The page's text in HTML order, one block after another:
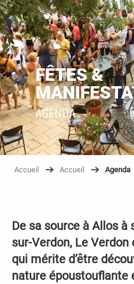
FÊTES &
AGENDA
Accueil Accueil Agenda
De sa source à Allos à
sur-Verdon, Le
qui mérite d’être
nature époustouflante